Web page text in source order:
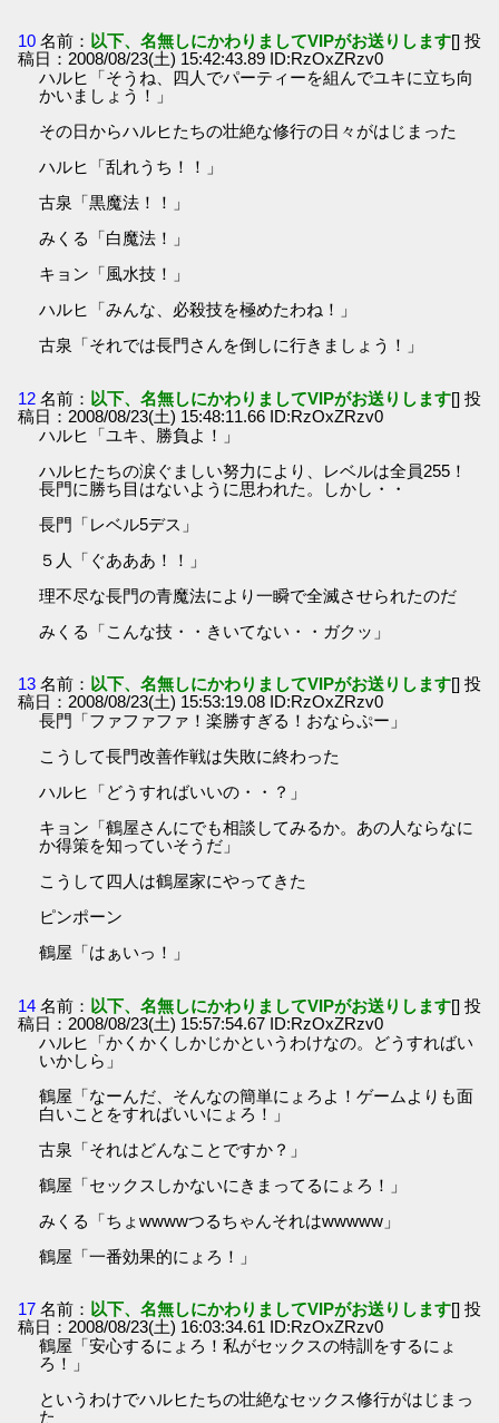
10 名前： 以下、名無しにかわりましてVIPがお送りします[] 投
稿日：2008/08/23(土) 15:42:43.89 ID:RzOxZRzv0
ハルヒ「そうね、四人でパーティーを組んでユキに立ち向
かいましょう！」
その日からハルヒたちの壮絶な修行の日々がはじまった
ハルヒ「乱れうち！！」
古泉「黒魔法！！」
みくる「白魔法！」
キョン「風水技！」
ハルヒ「みんな、必殺技を極めたわね！」
古泉「それでは長門さんを倒しに行きましょう！」
12 名前： 以下、名無しにかわりましてVIPがお送りします[] 投
稿日：2008/08/23(土) 15:48:11.66 ID:RzOxZRzv0
ハルヒ「ユキ、勝負よ！」
ハルヒたちの涙ぐましい努力により、レベルは全員255！
長門に勝ち目はないように思われた。しかし・・
長門「レベル5デス」
５人「ぐあああ！！」
理不尽な長門の青魔法により一瞬で全滅させられたのだ
みくる「こんな技・・きいてない・・ガクッ」
13 名前： 以下、名無しにかわりましてVIPがお送りします[] 投
稿日：2008/08/23(土) 15:53:19.08 ID:RzOxZRzv0
長門「ファファファ！楽勝すぎる！おならぷー」
こうして長門改善作戦は失敗に終わった
ハルヒ「どうすればいいの・・？」
キョン「鶴屋さんにでも相談してみるか。あの人ならなに
か得策を知っていそうだ」
こうして四人は鶴屋家にやってきた
ピンポーン
鶴屋「はぁいっ！」
14 名前： 以下、名無しにかわりましてVIPがお送りします[] 投
稿日：2008/08/23(土) 15:57:54.67 ID:RzOxZRzv0
ハルヒ「かくかくしかじかというわけなの。どうすればい
いかしら」
鶴屋「なーんだ、そんなの簡単にょろよ！ゲームよりも面
白いことをすればいいにょろ！」
古泉「それはどんなことですか？」
鶴屋「セックスしかないにきまってるにょろ！」
みくる「ちょwwwwつるちゃんそれはwwwww」
鶴屋「一番効果的にょろ！」
17 名前： 以下、名無しにかわりましてVIPがお送りします[] 投
稿日：2008/08/23(土) 16:03:34.61 ID:RzOxZRzv0
鶴屋「安心するにょろ！私がセックスの特訓をするにょ
ろ！」
というわけでハルヒたちの壮絶なセックス修行がはじまっ
た